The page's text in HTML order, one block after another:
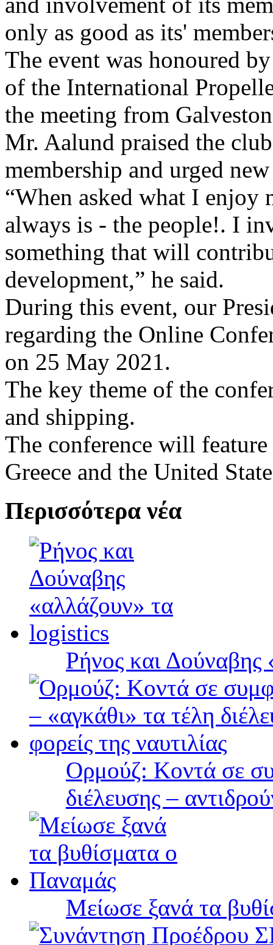
only as good as its'
The event was honoured
of the International
the meeting from
Mr. Aalund praised the
membership and urged
“When asked what I enjoy
always is - the people!. I
something that will
development,” he said.
During this event, our
regarding the Online
on 25 May 2021.
The key theme of the
and shipping.
The conference will
Greece and the United
Περισσότερα νέα
Ρήνος και
Ορμούζ: Κοντά σε
διέλευσης –
Μείωσε ξανά τα